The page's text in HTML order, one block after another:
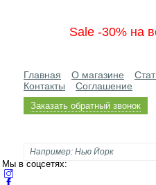
Sale -30% на
Главная О магазине
Контакты
Соглашение
Заказать обратный звонок
Мы в соцсетях: